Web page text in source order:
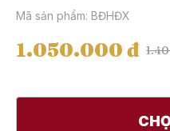
Mã sản phẩm: BĐHĐX
1.050.000 đ